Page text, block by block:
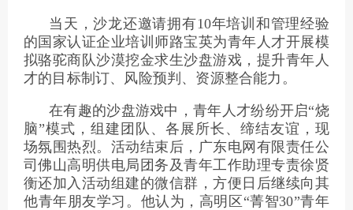
当天，沙龙还邀请拥有10年培训和管理经验
的国家认证企业培训师路宝英为青年人才开展模
拟骆驼商队沙漠挖金求生沙盘游戏，提升青年人
才的目标制订、风险预判、资源整合能力。
在有趣的沙盘游戏中，青年人才纷纷开启“烧
脑”模式，组建团队、各展所长、缔结友谊，现
场氛围热烈。活动结束后，广东电网有限责任公
司佛山高明供电局团务及青年工作助理专责徐贤
衡还加入活动组建的微信群，方便日后继续向其
他青年朋友学习。他认为，高明区“菁智30”青年